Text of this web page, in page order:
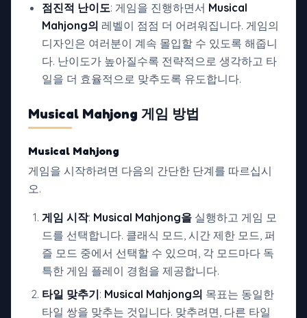
점진적 난이도: 게임을 진행하면서 Musical
Mahjong의 레벨이 점점 더 어려워집니다. 게임의
디자인은 여러분이 계속 몰입할 수 있도록 해줍니
다. 난이도가 높아질수록 전략적으로 생각하고 타
일을 더 효율적으로 맞추도록 유도합니다.
Musical Mahjong 게임 방법
Musical Mahjong
게임을 시작하려면 다음의 간단한 단계를 따르십시
오.
게임 시작: Musical Mahjong을 실행하고 게임 모
드를 선택합니다. 클래식 모드, 시간 제한 모드, 퍼
즐 모드 중에서 선택할 수 있으며, 각 모드마다 독
특한 게임 플레이 경험을 제공합니다.
타일 맞추기: Musical Mahjong의 목표는 동일한
타일 쌍을 맞추는 것입니다. 맞추려면, 다른 타일